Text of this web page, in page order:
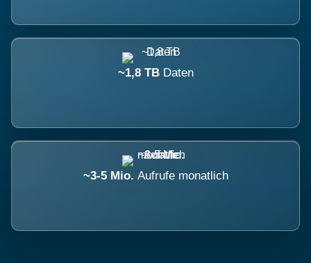
~1,8 TB Daten
~3-5 Mio. Aufrufe monatlich